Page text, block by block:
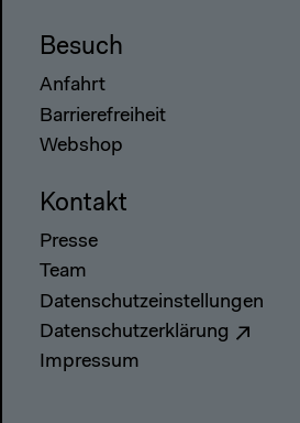
Besuch
Anfahrt
Barrierefreiheit
Webshop
Kontakt
Presse
Team
Datenschutzeinstellungen
Datenschutzerklärung
Impressum